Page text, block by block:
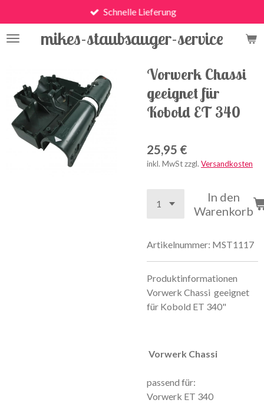
Hauptinhalt
springenmikes-staubsauger-service
Schnelle Lieferung
Vorwerk Chassi
geeignet für
Kobold ET 340
25,95 €
inkl. MwSt zzgl. Versandkosten
In den
Warenkorb
Artikelnummer: MST1117
Produktinformationen
Vorwerk Chassi geeignet
für Kobold ET 340"
Vorwerk Chassi
passend für:
Vorwerk ET 340